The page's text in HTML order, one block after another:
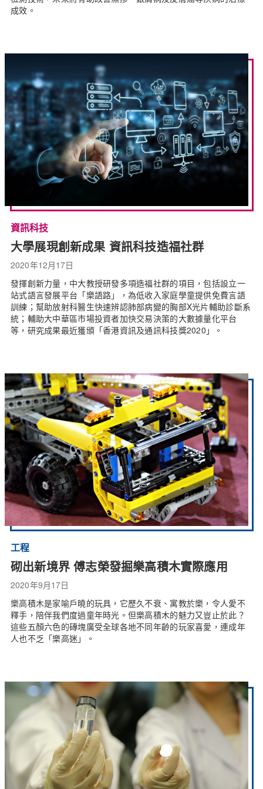
成效。
資訊科技
大學展現創新成果 資訊科技造福社群
2020年12月17日
發揮創新力量，中大教授研發多項造福社群的項目，包括設立一
站式語言發展平台「樂語路」，為低收入家庭學童提供免費言語
訓練；幫助放射科醫生快速辨認肺部病變的胸部X光片輔助診斷系
統；輔助大中華區市場投資者加快交易決策的大數據量化平台
等，研究成果最近獲頒「香港資訊及通訊科技獎2020」。
工程
砌出新境界 傅志榮發掘樂高積木實際應用
2020年9月17日
樂高積木是家喻戶曉的玩具，它歷久不衰、寓教於樂，令人愛不
釋手，陪伴我們度過童年時光。但樂高積木的魅力又豈止於此？
這些五顏六色的磚塊廣受全球各地不同年齡的玩家喜愛，連成年
人也不乏「樂高迷」。